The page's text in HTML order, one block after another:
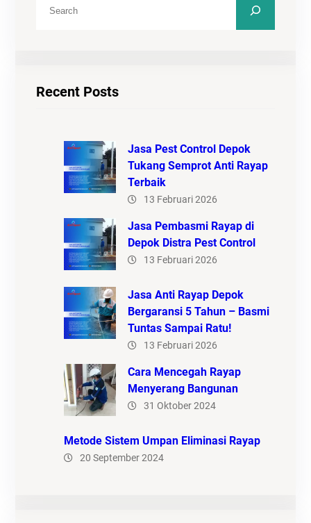
Recent Posts
Jasa Pest Control Depok
Tukang Semprot Anti Rayap
Terbaik
13 Februari 2026
Jasa Pembasmi Rayap di
Depok Distra Pest Control
13 Februari 2026
Jasa Anti Rayap Depok
Bergaransi 5 Tahun – Basmi
Tuntas Sampai Ratu!
13 Februari 2026
Cara Mencegah Rayap
Menyerang Bangunan
31 Oktober 2024
Metode Sistem Umpan Eliminasi Rayap
20 September 2024